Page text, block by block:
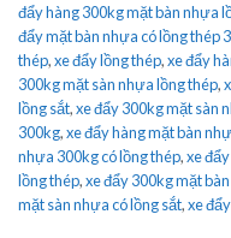
đẩy hàng 300kg mặt bàn nhựa
đẩy mặt bàn nhựa có lồng thép
thép,xe đẩy lồng thép,xe đẩy
300kg mặt sàn nhựa lồng thép,
lồng sắt,xe đẩy 300kg mặt sàn
300kg,xe đẩy hàng mặt bàn
nhựa 300kg có lồng thép,xe
lồng thép,xe đẩy 300kg mặt
mặt sàn nhựa có lồng sắt,xe